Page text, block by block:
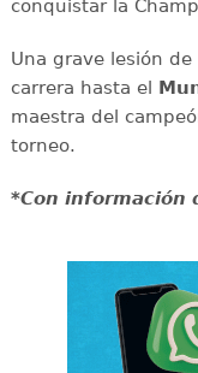
conquistar la
Una grave lesión
carrera hasta el
maestra del
torneo.
*Con información